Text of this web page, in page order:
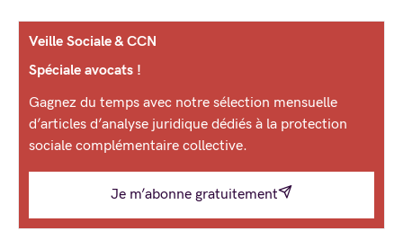
Veille Sociale & CCN
Spéciale avocats !
Gagnez du temps avec notre sélection mensuelle
d’articles d’analyse juridique dédiés à la protection
sociale complémentaire collective.
Je m’abonne gratuitement